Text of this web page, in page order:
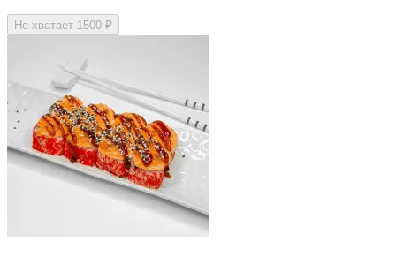
Не хватает 1500 ₽